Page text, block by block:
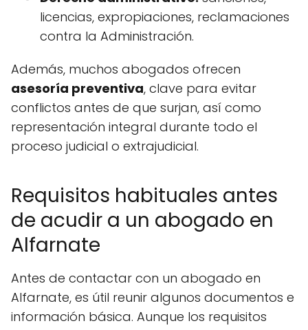
licencias, expropiaciones, reclamaciones
contra la Administración.
Además, muchos abogados ofrecen
asesoría preventiva, clave para evitar
conflictos antes de que surjan, así como
representación integral durante todo el
proceso judicial o extrajudicial.
Requisitos habituales antes
de acudir a un abogado en
Alfarnate
Antes de contactar con un abogado en
Alfarnate, es útil reunir algunos documentos e
información básica. Aunque los requisitos